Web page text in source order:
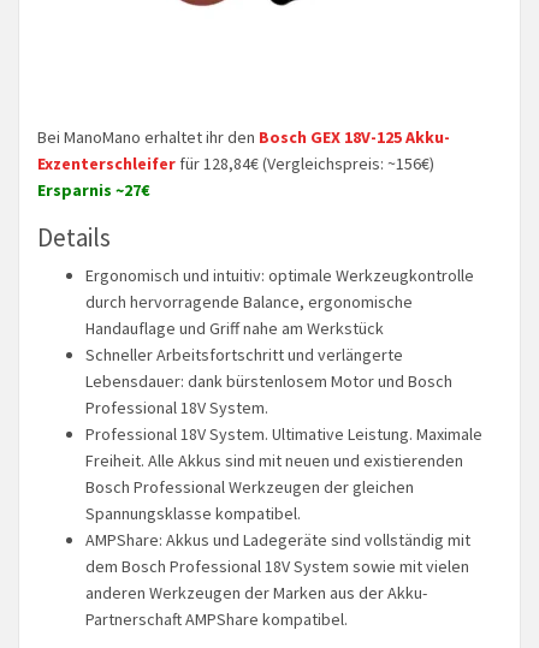
Bei ManoMano erhaltet ihr den Bosch GEX 18V-125 Akku-
Exzenterschleifer für 128,84€ (Vergleichspreis: ~156€)
Ersparnis ~27€
Details
Ergonomisch und intuitiv: optimale Werkzeugkontrolle
durch hervorragende Balance, ergonomische
Handauflage und Griff nahe am Werkstück
Schneller Arbeitsfortschritt und verlängerte
Lebensdauer: dank bürstenlosem Motor und Bosch
Professional 18V System.
Professional 18V System. Ultimative Leistung. Maximale
Freiheit. Alle Akkus sind mit neuen und existierenden
Bosch Professional Werkzeugen der gleichen
Spannungsklasse kompatibel.
AMPShare: Akkus und Ladegeräte sind vollständig mit
dem Bosch Professional 18V System sowie mit vielen
anderen Werkzeugen der Marken aus der Akku-
Partnerschaft AMPShare kompatibel.